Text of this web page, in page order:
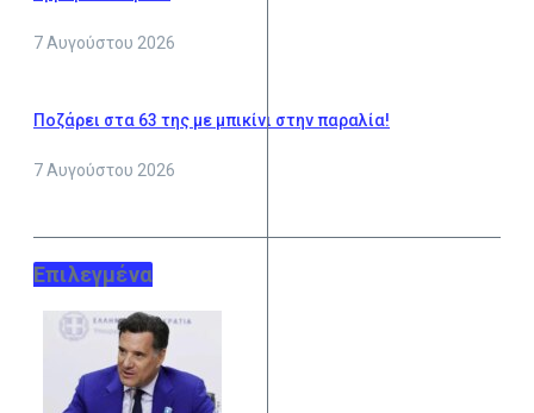
7 Αυγούστου 2026
Ποζάρει στα 63 της με μπικίνι στην παραλία!
7 Αυγούστου 2026
Επιλεγμένα